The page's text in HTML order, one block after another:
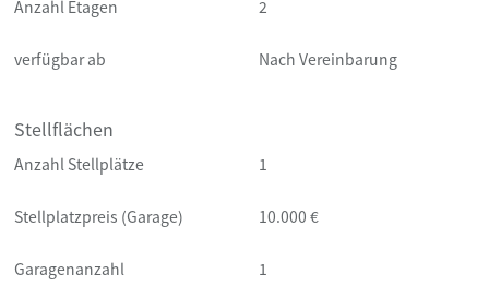
Anzahl Etagen 2
verfügbar ab Nach Vereinbarung
Stellflächen
Anzahl Stellplätze 1
Stellplatzpreis (Garage) 10.000 €
Garagenanzahl 1